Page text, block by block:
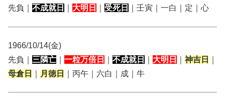
先負｜ 不成就日 大明日 受死日 ｜壬寅｜一白｜定｜心
1966/10/14(金)
先負｜ 三隣亡 一粒万倍日 不成就日 大明日 神吉日
母倉日
月徳日 ｜丙午｜六白｜成｜牛